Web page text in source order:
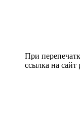
При
ссылка на сайт